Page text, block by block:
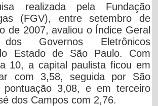
realizada pela Fundação
(FGV), entre setembro de
de 2007, avaliou o Índice Geral
dos Governos Eletrônicos
Estado de São Paulo. Com
10, a capital paulista ficou em
com 3,58, seguida por São
pontuação 3,08, e em terceiro
dos Campos com 2,76.